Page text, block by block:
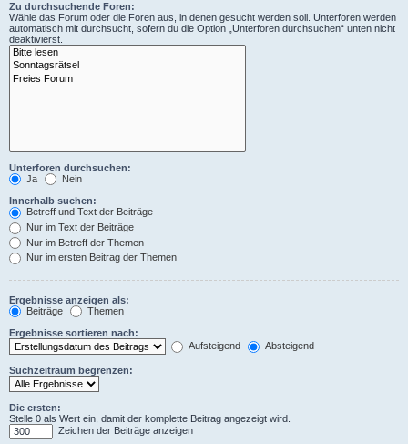
Zu durchsuchende Foren:
Wähle das Forum oder die Foren aus, in denen gesucht werden soll. Unterforen werden
automatisch mit durchsucht, sofern du die Option „Unterforen durchsuchen“ unten nicht
deaktivierst.
Unterforen durchsuchen:
Ja
Nein
Innerhalb suchen:
Betreff und Text der Beiträge
Nur im Text der Beiträge
Nur im Betreff der Themen
Nur im ersten Beitrag der Themen
Ergebnisse anzeigen als:
Beiträge
Themen
Ergebnisse sortieren nach:
Aufsteigend
Absteigend
Suchzeitraum begrenzen:
Die ersten:
Stelle 0 als Wert ein, damit der komplette Beitrag angezeigt wird.
Zeichen der Beiträge anzeigen